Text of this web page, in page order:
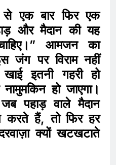
से एक बार फिर एक
और मैदान की यह
आमजन का
जंग पर विराम नहीं
इतनी गहरी हो
हो जाएगा।
पहाड़ वाले मैदान
करते हैं, तो फिर हर
क्यों खटखटाते